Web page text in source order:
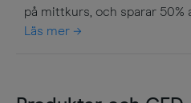
på mittkurs, och sparar 50%
Läs mer